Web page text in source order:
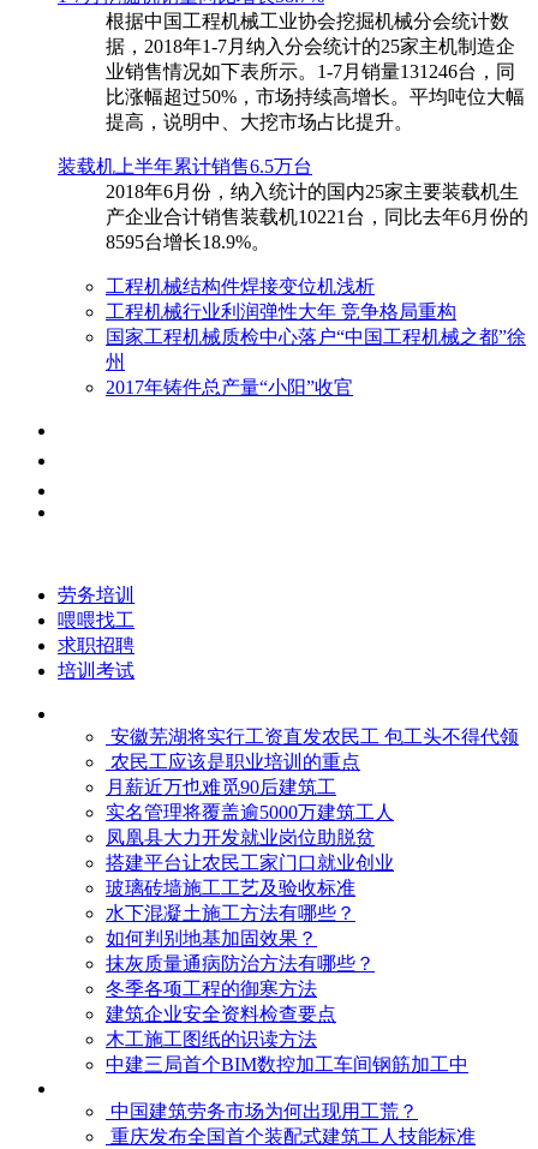
根据中国工程机械工业协会挖掘机械分会统计数
据，2018年1-7月纳入分会统计的25家主机制造企
业销售情况如下表所示。1-7月销量131246台，同
比涨幅超过50%，市场持续高增长。平均吨位大幅
提高，说明中、大挖市场占比提升。
装载机上半年累计销售6.5万台
​2018年6月份，纳入统计的国内25家主要装载机生
产企业合计销售装载机10221台，同比去年6月份的
8595台增长18.9%。
工程机械结构件焊接变位机浅析
工程机械行业利润弹性大年 竞争格局重构
国家工程机械质检中心落户“中国工程机械之都”徐
州
2017年铸件总产量“小阳”收官
劳务培训
喂喂找工
求职招聘
培训考试
安徽芜湖将实行工资直发农民工 包工头不得代领
农民工应该是职业培训的重点
月薪近万也难觅90后建筑工
实名管理将覆盖逾5000万建筑工人
凤凰县大力开发就业岗位助脱贫
搭建平台让农民工家门口就业创业
玻璃砖墙施工工艺及验收标准
水下混凝土施工方法有哪些？
如何判别地基加固效果？
抹灰质量通病防治方法有哪些？
冬季各项工程的御寒​方法
建筑企业安全资料检查要点
木工施工图纸的识读方法
中建三局首个BIM数控加工车间钢筋加工中
中国建筑劳务市场为何出现用工荒？
重庆发布全国首个装配式建筑工人技能标准